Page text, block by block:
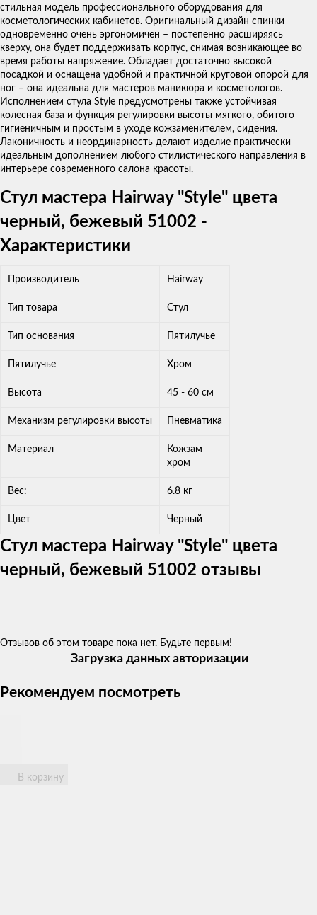
стильная модель профессионального оборудования для
косметологических кабинетов. Оригинальный дизайн спинки
одновременно очень эргономичен – постепенно расширяясь
кверху, она будет поддерживать корпус, снимая возникающее во
время работы напряжение. Обладает достаточно высокой
посадкой и оснащена удобной и практичной круговой опорой для
ног – она идеальна для мастеров маникюра и косметологов.
Исполнением стула Style предусмотрены также устойчивая
колесная база и функция регулировки высоты мягкого, обитого
гигиеничным и простым в уходе кожзаменителем, сидения.
Лаконичность и неординарность делают изделие практически
идеальным дополнением любого стилистического направления в
интерьере современного салона красоты.
Стул мастера Hairway "Style" цвета
черный, бежевый 51002 -
Характеристики
Производитель Hairway
Тип товара Стул
Тип основания Пятилучье
Пятилучье Хром
Высота 45 - 60 см​
Механизм регулировки высоты Пневматика
Материал
Кожзам
хром
Вес: 6.8 кг
Цвет Черный
Стул мастера Hairway "Style" цвета
черный, бежевый 51002 отзывы
Отзывов об этом товаре пока нет. Будьте первым!
Загрузка данных авторизации
Рекомендуем посмотреть
В корзину